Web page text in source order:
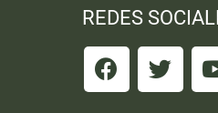
REDES